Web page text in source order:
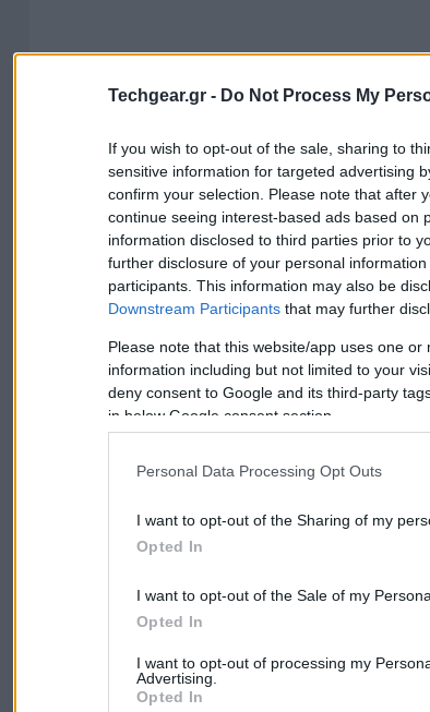
Techgear.gr - Do Not Process My
If you wish to opt-out of the sale, sharing to
sensitive information for targeted advertising
confirm your selection. Please note that after
continue seeing interest-based ads based on
information disclosed to third parties prior to
further disclosure of your personal
participants. This information may also be
Downstream Participants that may further
Please note that this website/app uses one
information including but not limited to your
deny consent to Google and its third-party
in below Google consent section.
Personal Data Processing Opt Outs
I want to opt-out of the Sharing of my
Opted In
I want to opt-out of the Sale of my
Opted In
I want to opt-out of processing my
Advertising.
Opted In